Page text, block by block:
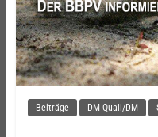
Beiträge DM-Quali/DM